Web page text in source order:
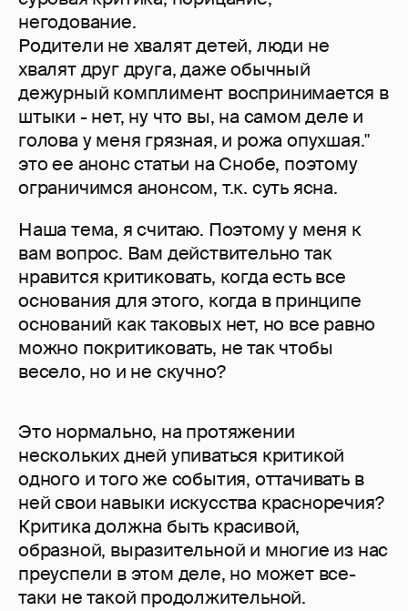
негодование.
Родители не хвалят детей, люди не
хвалят друг друга, даже обычный
дежурный комплимент воспринимается в
штыки - нет, ну что вы, на самом деле и
голова у меня грязная, и рожа опухшая."
это ее анонс статьи на Снобе, поэтому
ограничимся анонсом, т.к. суть ясна.
Наша тема, я считаю. Поэтому у меня к
вам вопрос. Вам действительно так
нравится критиковать, когда есть все
основания для этого, когда в принципе
оснований как таковых нет, но все равно
можно покритиковать, не так чтобы
весело, но и не скучно?
Это нормально, на протяжении
нескольких дней упиваться критикой
одного и того же события, оттачивать в
ней свои навыки искусства красноречия?
Критика должна быть красивой,
образной, выразительной и многие из нас
преуспели в этом деле, но может все-
таки не такой продолжительной.